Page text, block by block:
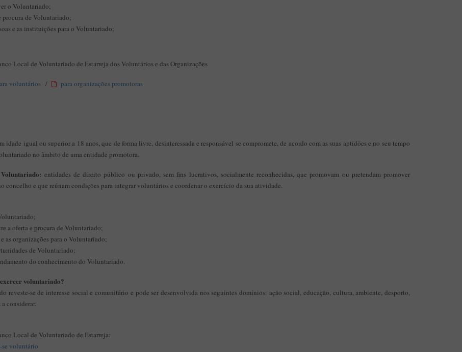
o Voluntariado;
de Voluntariado;
e as instituições para o Voluntariado;
Local de Voluntariado de Estarreja dos Voluntários e das Organizações
voluntários / para organizações promotoras
idade igual ou superior a 18 anos, que de forma livre, desinteressada e responsável se compromete, de acordo com as suas aptidões e no seu tempo
no âmbito de uma entidade promotora.
entidades de direito público ou privado, sem fins lucrativos, socialmente reconhecidas, que promovam ou pretendam promover
concelho e que reúnam condições para integrar voluntários e coordenar o exercício da sua atividade.
a oferta e procura de Voluntariado;
as organizações para o Voluntariado;
de Voluntariado;
do conhecimento do Voluntariado.
voluntariado?
reveste-se de interesse social e comunitário e pode ser desenvolvida nos seguintes domínios: ação social, educação, cultura, ambiente, desporto,
considerar.
Local de Voluntariado de Estarreja:
se voluntário